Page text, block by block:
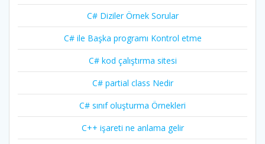
C# Diziler Örnek Sorular
C# ile Başka programı Kontrol etme
C# kod çalıştırma sitesi
C# partial class Nedir
C# sınıf oluşturma Örnekleri
C++ işareti ne anlama gelir